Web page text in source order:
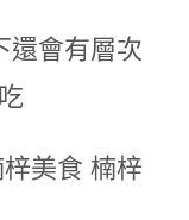
還會有層次